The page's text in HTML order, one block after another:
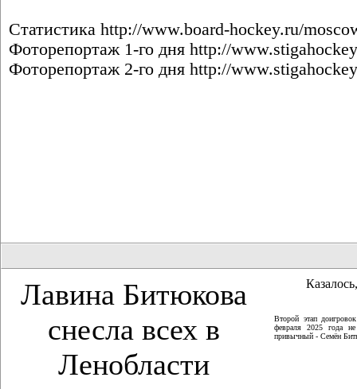
Статистика http://www.board-hockey.ru/
Фоторепортаж 1-го дня http://
Фоторепортаж 2-го дня http://
Лавина Битюкова
снесла всех в
Ленобласти
Второй этап
февраля 2025 года
привычный - Семён